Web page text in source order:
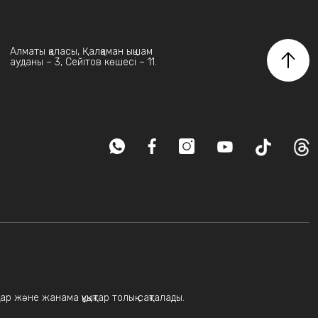
Алматы қаласы, Қалқаман ықшам
ауданы – 3, Сейітов көшесі – 11.
және жанама құқықтар толық сақталады.